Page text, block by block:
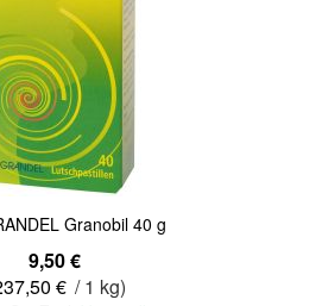
Granobil 40 g
9,50 €
€ / 1 kg)